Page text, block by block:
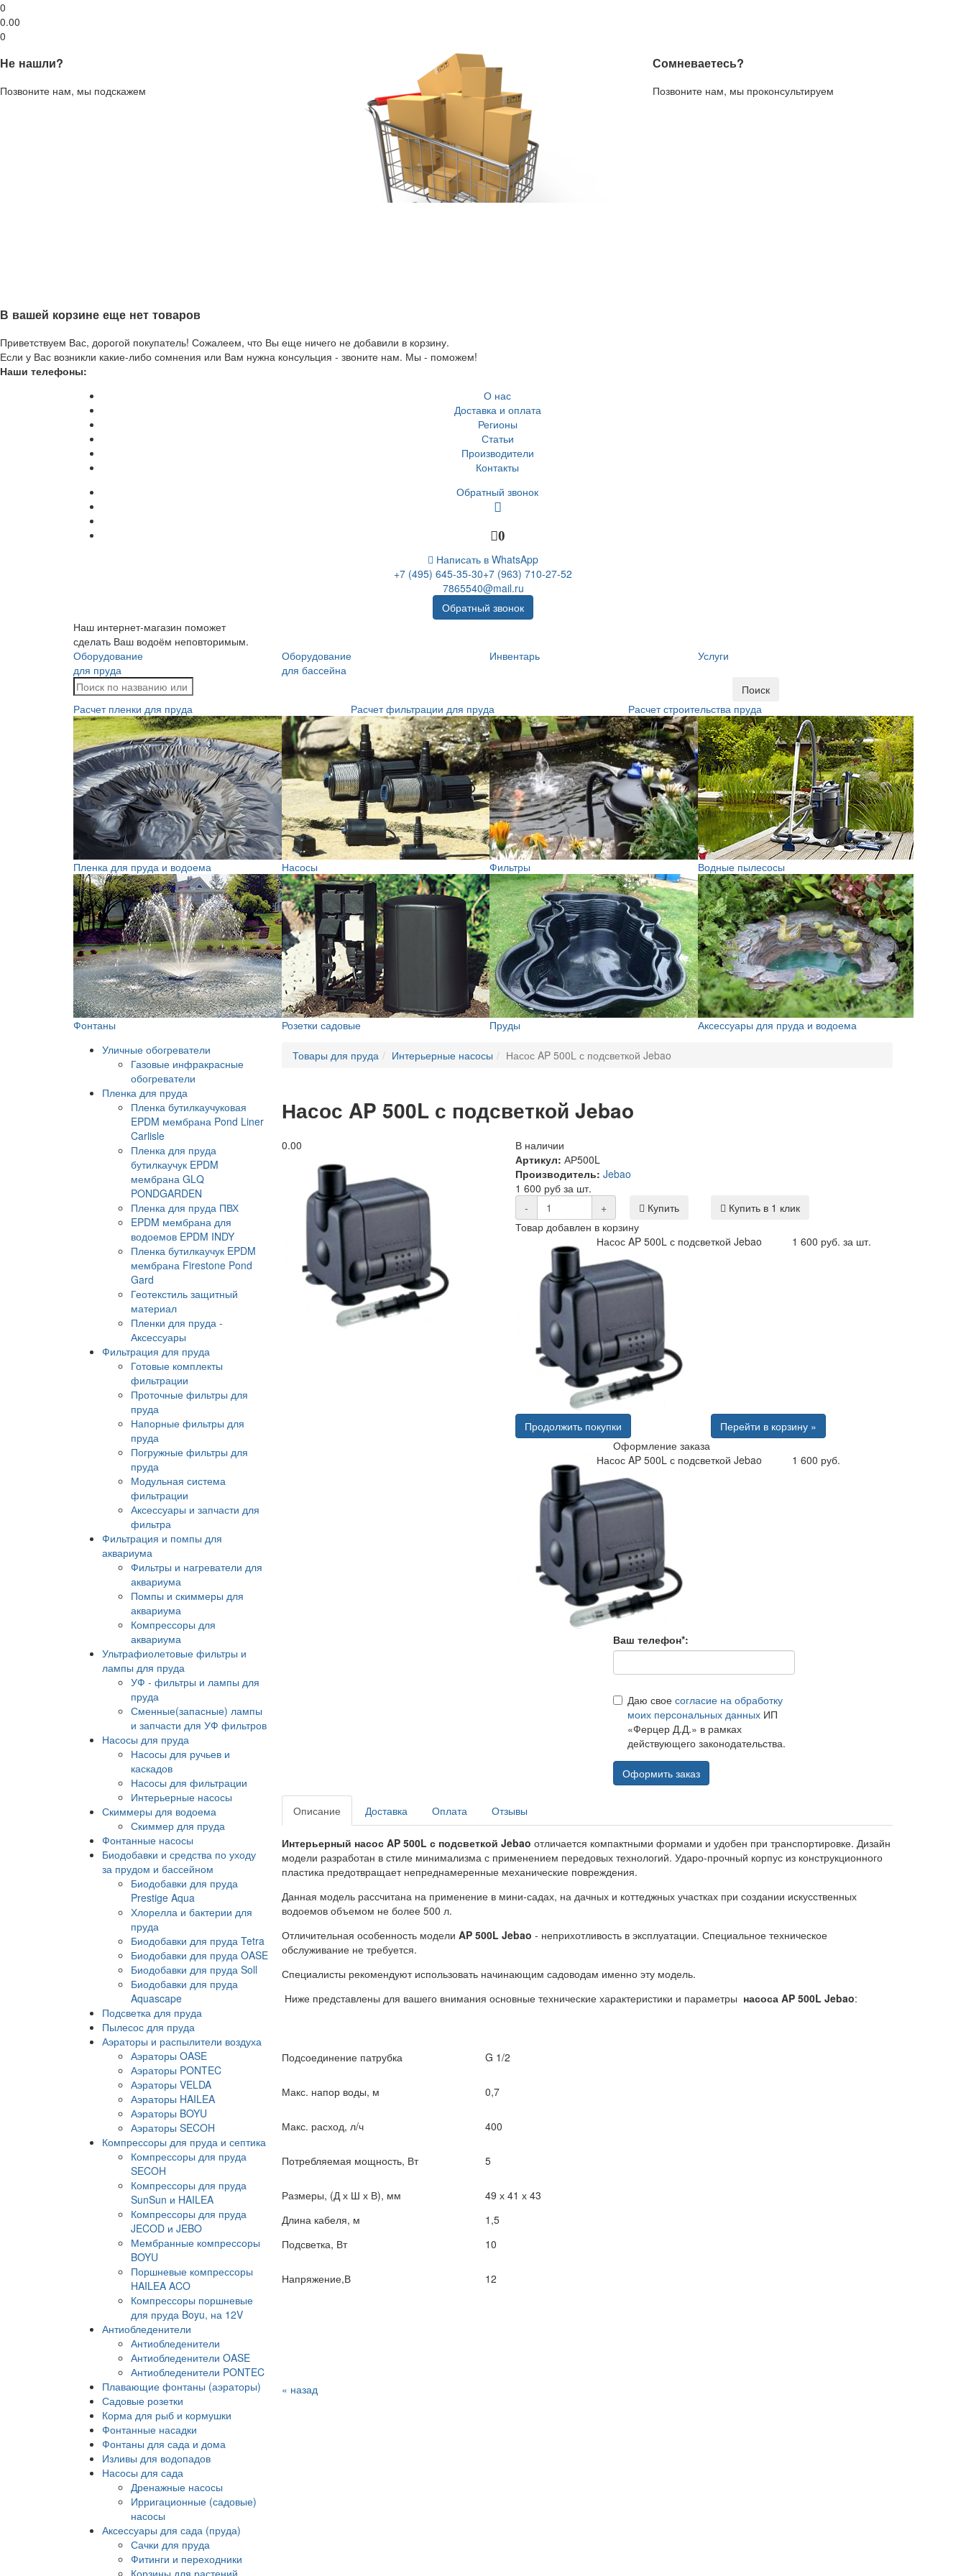
0
0.00
0
Не нашли?
Позвоните нам, мы подскажем
Сомневаетесь?
Позвоните нам, мы проконсультируем
В вашей корзине еще нет товаров
Приветствуем Вас, дорогой покупатель! Сожалеем, что Вы еще ничего не добавили в корзину.
Если у Вас возникли какие-либо сомнения или Вам нужна консульция - звоните нам. Мы - поможем!
Наши телефоны:
О нас
Доставка и оплата
Регионы
Статьи
Производители
Контакты
Обратный звонок
0
Написать в WhatsApp
+7 (495) 645-35-30+7 (963) 710-27-52
7865540@mail.ru
Обратный звонок
Наш интернет-магазин поможет
сделать Ваш водоём неповторимым.
Оборудование
для пруда
Оборудование
для бассейна
Инвентарь Услуги
Поиск
Расчет пленки для пруда
Расчет фильтрации для пруда Расчет строительства пруда
Пленка для пруда и водоема Насосы Фильтры Водные пылесосы
Фонтаны Розетки садовые Пруды
Аксессуары для пруда и водоема
Уличные обогреватели
Газовые инфракрасные
обогреватели
Пленка для пруда
Пленка бутилкаучуковая
EPDM мембрана Pond Liner
Carlisle
Пленка для пруда
бутилкаучук EPDM
мембрана GLQ
PONDGARDEN
Пленка для пруда ПВХ
EPDM мембрана для
водоемов EPDM INDY
Пленка бутилкаучук EPDM
мембрана Firestone Pond
Gard
Геотекстиль защитный
материал
Пленки для пруда -
Аксессуары
Фильтрация для пруда
Готовые комплекты
фильтрации
Проточные фильтры для
пруда
Напорные фильтры для
пруда
Погружные фильтры для
пруда
Модульная система
фильтрации
Аксессуары и запчасти для
фильтра
Фильтрация и помпы для
аквариума
Фильтры и нагреватели для
аквариума
Помпы и скиммеры для
аквариума
Компрессоры для
аквариума
Ультрафиолетовые фильтры и
лампы для пруда
УФ - фильтры и лампы для
пруда
Сменные(запасные) лампы
и запчасти для УФ фильтров
Насосы для пруда
Насосы для ручьев и
каскадов
Насосы для фильтрации
Интерьерные насосы
Скиммеры для водоема
Скиммер для пруда
Фонтанные насосы
Биодобавки и средства по уходу
за прудом и бассейном
Биодобавки для пруда
Prestige Aqua
Хлорелла и бактерии для
пруда
Биодобавки для пруда Tetra
Биодобавки для пруда OASE
Биодобавки для пруда Soll
Биодобавки для пруда
Aquascape
Подсветка для пруда
Пылесос для пруда
Аэраторы и распылители воздуха
Аэраторы OASE
Аэраторы PONTEC
Аэраторы VELDA
Аэраторы HAILEA
Аэраторы BOYU
Аэраторы SECOH
Компрессоры для пруда и септика
Компрессоры для пруда
SECOH
Компрессоры для пруда
SunSun и HAILEA
Компрессоры для пруда
JECOD и JEBO
Мембранные компрессоры
BOYU
Поршневые компрессоры
HAILEA ACO
Компрессоры поршневые
для пруда Boyu, на 12V
Антиобледенители
Антиобледенители
Антиобледенители OASE
Антиобледенители PONTEC
Плавающие фонтаны (аэраторы)
Садовые розетки
Корма для рыб и кормушки
Фонтанные насадки
Фонтаны для сада и дома
Изливы для водопадов
Насосы для сада
Дренажные насосы
Ирригационные (садовые)
насосы
Аксессуары для сада (пруда)
Сачки для пруда
Фитинги и переходники
Корзины для растений
Товары для пруда Интерьерные насосы Насос AP 500L с подсветкой Jebao
Насос AP 500L с подсветкой Jebao
0.00
В наличии
Артикул: АР500L
Производитель: Jebao
1 600 руб за шт.
-
+ Купить
Купить в 1 клик
Товар добавлен в корзину
Насос AP 500L с подсветкой Jebao
1 600 руб. за шт.
Продолжить покупки
Перейти в корзину »
Оформление заказа
Насос AP 500L с подсветкой Jebao
1 600 руб.
Ваш телефон*:
Даю свое согласие на обработку
моих персональных данныхИП
«Ферцер Д.Д.» в рамках
действующего законодательства.
Оформить заказ
Описание Доставка Оплата Отзывы
Интерьерный насос AP 500L с подсветкой Jebao отличается компактными формами и удобен при транспортировке. Дизайн
модели разработан в стиле минимализма с применением передовых технологий. Ударо-прочный корпус из конструкционного
пластика предотвращает непреднамеренные механические повреждения.
Данная модель рассчитана на применение в мини-садах, на дачных и коттеджных участках при создании искусственных
водоемов объемом не более 500 л.
Отличительная особенность модели AP 500L Jebao - неприхотливость в эксплуатации. Специальное техническое
обслуживание не требуется.
Специалисты рекомендуют использовать начинающим садоводам именно эту модель.
Ниже представлены для вашего внимания основные технические характеристики и параметры насоса AP 500L Jebao:
Подсоединение патрубка G 1/2
Макс. напор воды, м 0,7
Макс. расход, л/ч 400
Потребляемая мощность, Вт 5
Размеры, (Д х Ш х В), мм
49 х 41 х 43
Длина кабеля, м
1,5
Подсветка, Вт
10
Напряжение,В 12
« назад